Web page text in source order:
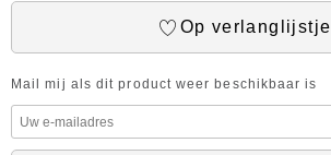
Op verlanglijstje
Mail mij als dit product weer beschikbaar is